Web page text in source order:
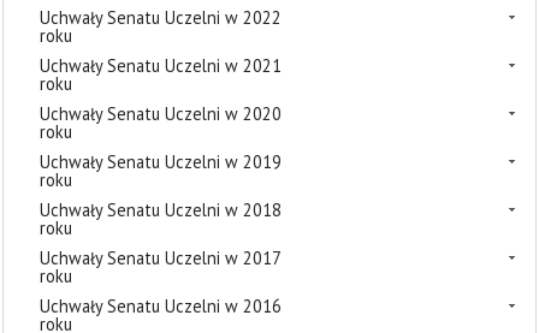
Uchwały Senatu Uczelni w 2022
roku
Uchwały Senatu Uczelni w 2021
roku
Uchwały Senatu Uczelni w 2020
roku
Uchwały Senatu Uczelni w 2019
roku
Uchwały Senatu Uczelni w 2018
roku
Uchwały Senatu Uczelni w 2017
roku
Uchwały Senatu Uczelni w 2016
roku